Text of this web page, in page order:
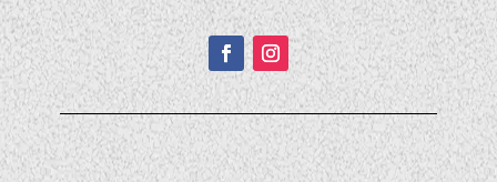
Подписывайтесь!